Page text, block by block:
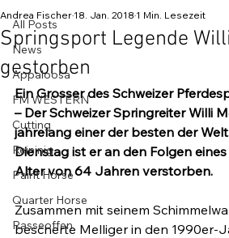
All Posts
News
Appaloosa
FM WESTERN
Cutting
Reininig
Paint Horse
Quarter Horse
Rasseoffen
Springsport Legende
gestorben
Andrea Fischer 18. Jan. 2018 1 Min. Lesezeit
Ein Grosser des Schweizer
– Der Schweizer Springreiter Willi
jahrelang einer der besten der
Dienstag ist er an den Folgen
Alter von 64 Jahren verstorben.
Zusammen mit seinem
bescherte Melliger in den 1990er-